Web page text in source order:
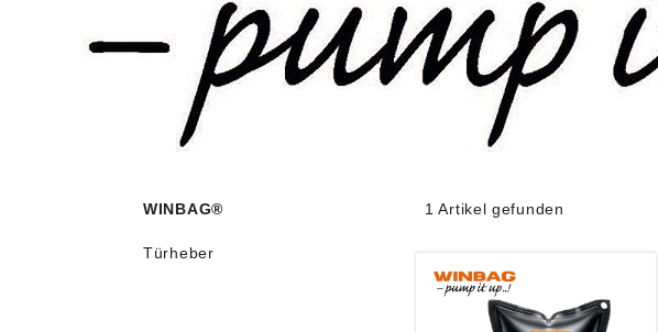
WINBAG®
Türheber
1 Artikel gefunden